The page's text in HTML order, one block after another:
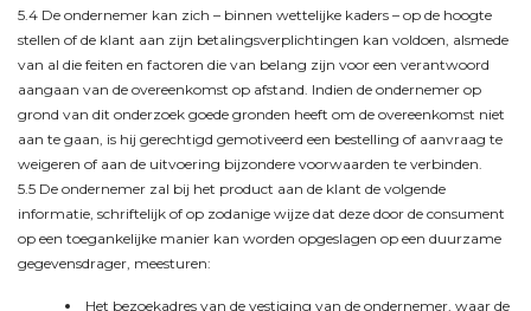
5.4 De ondernemer kan zich – binnen wettelijke kaders – op de hoogte
stellen of de klant aan zijn betalingsverplichtingen kan voldoen, alsmede
van al die feiten en factoren die van belang zijn voor een verantwoord
aangaan van de overeenkomst op afstand. Indien de ondernemer op
grond van dit onderzoek goede gronden heeft om de overeenkomst niet
aan te gaan, is hij gerechtigd gemotiveerd een bestelling of aanvraag te
weigeren of aan de uitvoering bijzondere voorwaarden te verbinden.
5.5 De ondernemer zal bij het product aan de klant de volgende
informatie, schriftelijk of op zodanige wijze dat deze door de consument
op een toegankelijke manier kan worden opgeslagen op een duurzame
gegevensdrager, meesturen:
Het bezoekadres van de vestiging van de ondernemer, waar de